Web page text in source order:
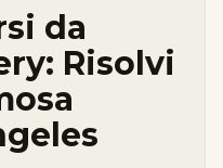
da
Risolvi